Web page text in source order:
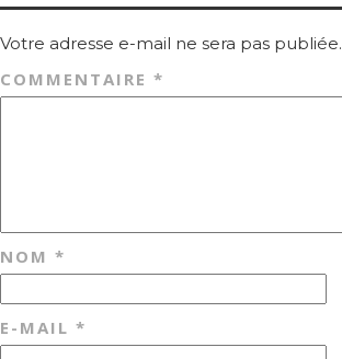
Votre adresse e-mail ne sera pas publiée.
COMMENTAIRE *
NOM *
E-MAIL *